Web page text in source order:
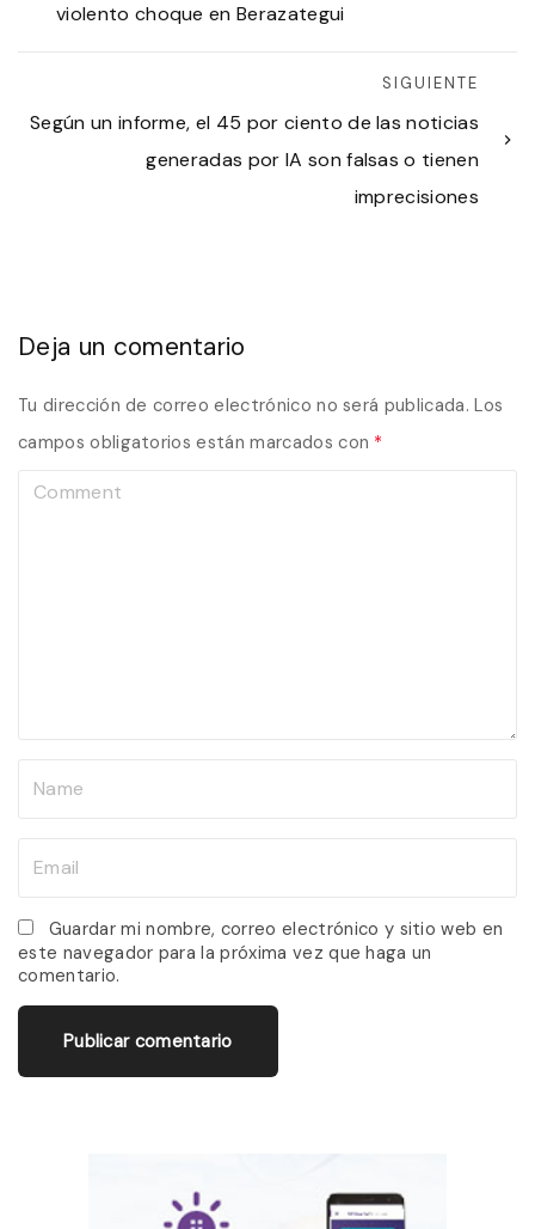
violento choque en Berazategui
SIGUIENTE
Según un informe, el 45 por ciento de las noticias
generadas por IA son falsas o tienen
imprecisiones
Deja un comentario
Tu dirección de correo electrónico no será publicada. Los
campos obligatorios están marcados con *
*
a
i
l
Guardar mi nombre, correo electrónico y sitio web en
este navegador para la próxima vez que haga un
comentario.